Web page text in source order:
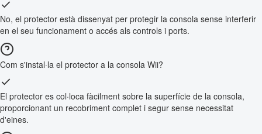
No, el protector està dissenyat per protegir la consola sense interferir
en el seu funcionament o accés als controls i ports.
Com s'instal·la el protector a la consola Wii?
El protector es col·loca fàcilment sobre la superfície de la consola,
proporcionant un recobriment complet i segur sense necessitat
d'eines.